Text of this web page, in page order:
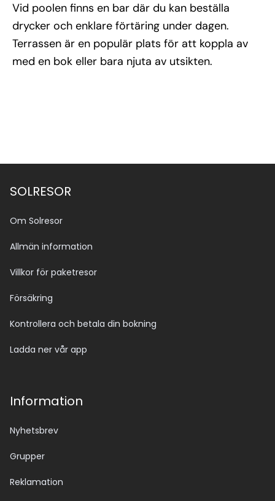
Vid poolen finns en bar där du kan beställa
drycker och enklare förtäring under dagen.
Terrassen är en populär plats för att koppla av
med en bok eller bara njuta av utsikten.
SOLRESOR
Om Solresor
Allmän information
Villkor för paketresor
Försäkring
Kontrollera och betala din bokning
Ladda ner vår app
Information
Nyhetsbrev
Grupper
Reklamation